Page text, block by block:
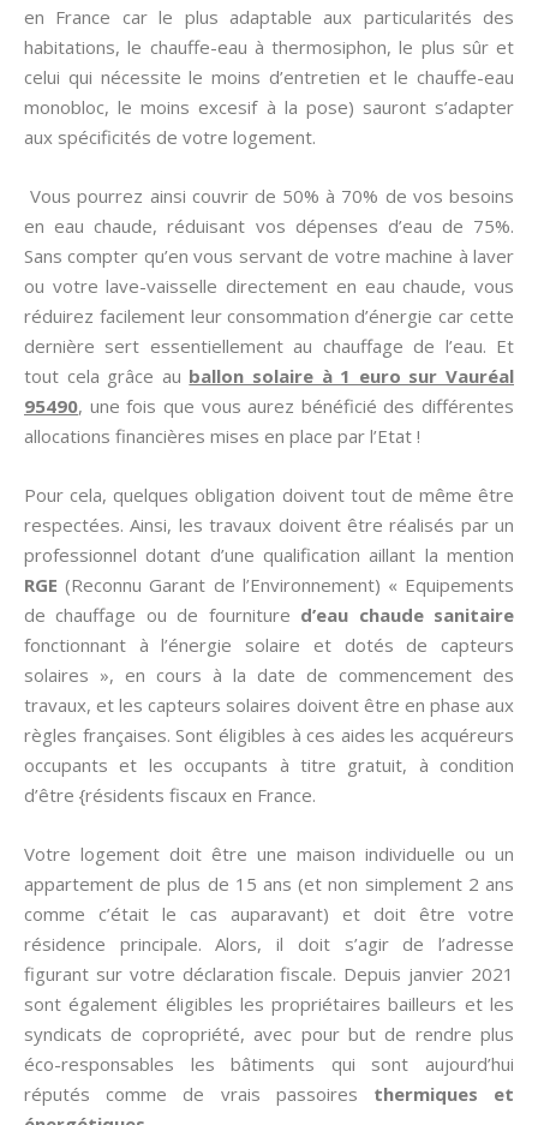
en France car le plus adaptable aux particularités des
habitations, le chauffe-eau à thermosiphon, le plus sûr et
celui qui nécessite le moins d’entretien et le chauffe-eau
monobloc, le moins excesif à la pose) sauront s’adapter
aux spécificités de votre logement.
Vous pourrez ainsi couvrir de 50% à 70% de vos besoins
en eau chaude, réduisant vos dépenses d’eau de 75%.
Sans compter qu’en vous servant de votre machine à laver
ou votre lave-vaisselle directement en eau chaude, vous
réduirez facilement leur consommation d’énergie car cette
dernière sert essentiellement au chauffage de l’eau. Et
tout cela grâce au ballon solaire à 1 euro sur Vauréal
95490, une fois que vous aurez bénéficié des différentes
allocations financières mises en place par l’Etat !
Pour cela, quelques obligation doivent tout de même être
respectées. Ainsi, les travaux doivent être réalisés par un
professionnel dotant d’une qualification aillant la mention
RGE(Reconnu Garant de l’Environnement) « Equipements
de chauffage ou de fourniture d’eau chaude sanitaire
fonctionnant à l’énergie solaire et dotés de capteurs
solaires », en cours à la date de commencement des
travaux, et les capteurs solaires doivent être en phase aux
règles françaises. Sont éligibles à ces aides les acquéreurs
occupants et les occupants à titre gratuit, à condition
d’être {résidents fiscaux en France.
Votre logement doit être une maison individuelle ou un
appartement de plus de 15 ans (et non simplement 2 ans
comme c’était le cas auparavant) et doit être votre
résidence principale. Alors, il doit s’agir de l’adresse
figurant sur votre déclaration fiscale. Depuis janvier 2021
sont également éligibles les propriétaires bailleurs et les
syndicats de copropriété, avec pour but de rendre plus
éco-responsables les bâtiments qui sont aujourd’hui
réputés comme de vrais passoires thermiques et